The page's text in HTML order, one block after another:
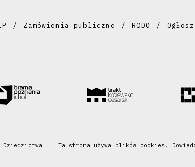
Zamówienia publiczne RODO
Dziedzictwa Ta strona używa plików cookies.